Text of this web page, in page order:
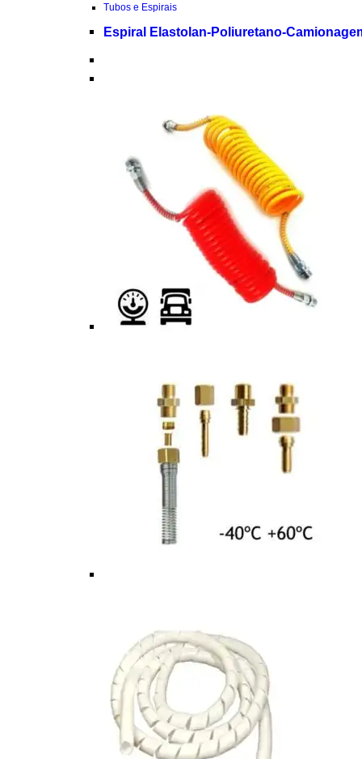
Tubos e Espirais
Espiral Elastolan-Poliuretano-